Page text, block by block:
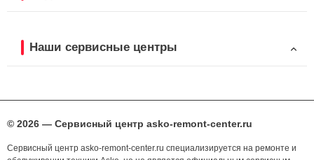
Наши сервисные центры
© 2026 — Сервисный центр asko-remont-center.ru
Сервисный центр asko-remont-center.ru специализируется на ремонте и